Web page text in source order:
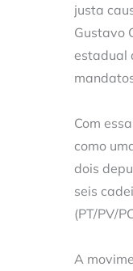
justa
Gustavo
estadual
Com
como
dois
seis
(PT/PV/
A